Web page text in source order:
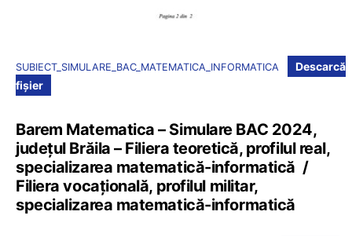
SUBIECT_SIMULARE_BAC_MATEMATICA_INFORMATICA
Descarcă
fișier
Barem Matematica – Simulare BAC 2024,
județul Brăila – Filiera teoretică, profilul real,
specializarea matematică-informatică /
Filiera vocațională, profilul militar,
specializarea matematică-informatică